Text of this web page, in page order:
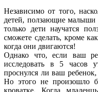
Независимо от того,
детей, ползающие малыши
только дети научатся
сможете сделать, кроме
когда они двигаются!
Однако что, если ваш
исследовать в 5 часов
проснулся ли ваш
Но этого не произошло
кроватке. Когда